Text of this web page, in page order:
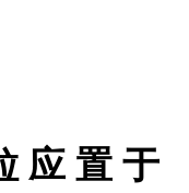
应 置 于